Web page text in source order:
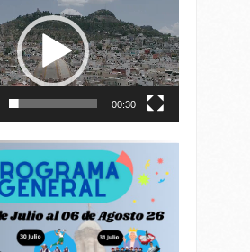
00:30